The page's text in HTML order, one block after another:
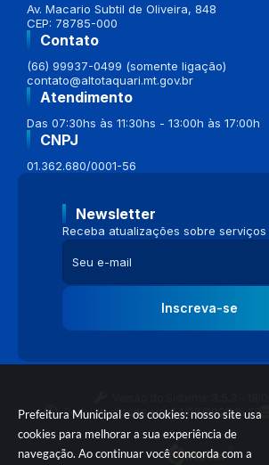
Prefeitura Municipal e os cookies: nosso site usa
cookies para melhorar a sua experiência de
navegação. Ao continuar você concorda com a
Av. Macario Subtil de Oliveira, 848
CEP: 78785-000
Contato
(66) 99937-0499 (somente ligação)
contato@altotaquari.mt.gov.br
Atendimento
Das 07:30hs às 11:30hs - 13:00h às 17:00h
CNPJ
01.362.680/0001-56
Newsletter
Receba atualizações sobre
Inscreva-se
Portal atualizado em:04/08/2026 16:58